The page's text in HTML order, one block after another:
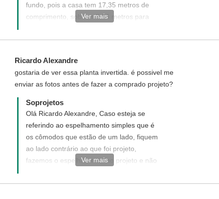
fundo, pois a casa tem 17,35 metros de
comprimento, sobram 5,65 metros para
o código de obra de seu Município, para
Ver mais
Ricardo Alexandre
gostaria de ver essa planta invertida. é possivel me
enviar as fotos antes de fazer a comprado projeto?
Soprojetos
Olá Ricardo Alexandre, Caso esteja se
referindo ao espelhamento simples que é
os cômodos que estão de um lado, fiquem
ao lado contrário ao que foi projeto,
fazemos o espelhamento no projeto e não
projeto diretamente do site e após a
Ver mais